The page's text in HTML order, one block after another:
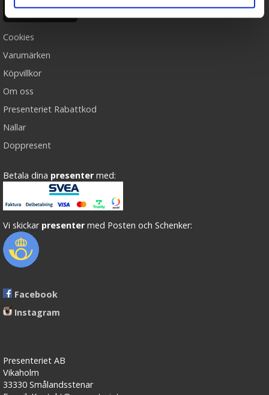
Ångra köp
Cookies
Varumärken
Köpvillkor
Om oss
Presenteriet Rabattkod
Nallar
Doppresent
Betala dina presenter med:
Vi skickar presenter med Posten och Schenker:
Facebook
Instagram
Presenteriet AB
Vikaholm
33330 Smålandsstenar